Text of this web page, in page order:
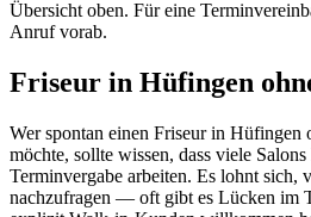
Übersicht oben. Für eine
Anruf vorab.
Friseur in Hüfingen
Wer spontan einen Friseur in Hüfingen
möchte, sollte wissen, dass viele
Terminvergabe arbeiten. Es lohnt sich,
nachzufragen — oft gibt es Lücken im